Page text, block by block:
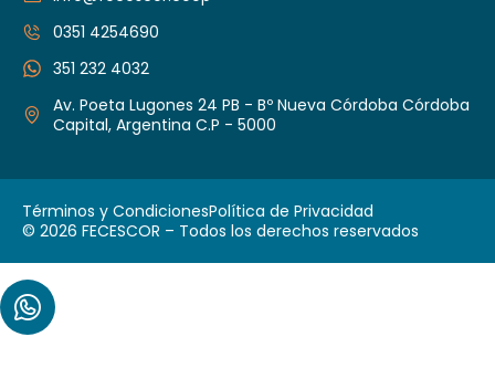
0351 4254690
351 232 4032
Av. Poeta Lugones 24 PB - Bº Nueva Córdoba Córdoba
Capital, Argentina C.P - 5000
© 2026 FECESCOR – Todos los derechos reservados
Términos y CondicionesPolítica de Privacidad